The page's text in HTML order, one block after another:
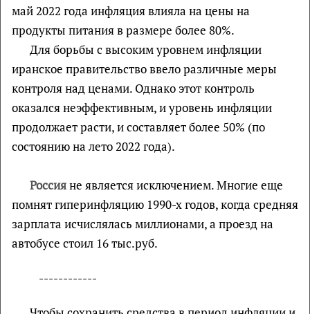
май 2022 года инфляция влияла на цены на
продукты питания в размере более 80%.
Для борьбы с высоким уровнем инфляции
иранское правительство ввело различные меры
контроля над ценами. Однако этот контроль
оказался неэффективным, и уровень инфляции
продолжает расти, и составляет более 50% (по
состоянию на лето 2022 года).
Россияне является исключением. Многие еще
помнят гиперинфляцию 1990-х годов, когда средняя
зарплата исчислялась миллионами, а проезд на
автобусе стоил 16 тыс.руб.
------------